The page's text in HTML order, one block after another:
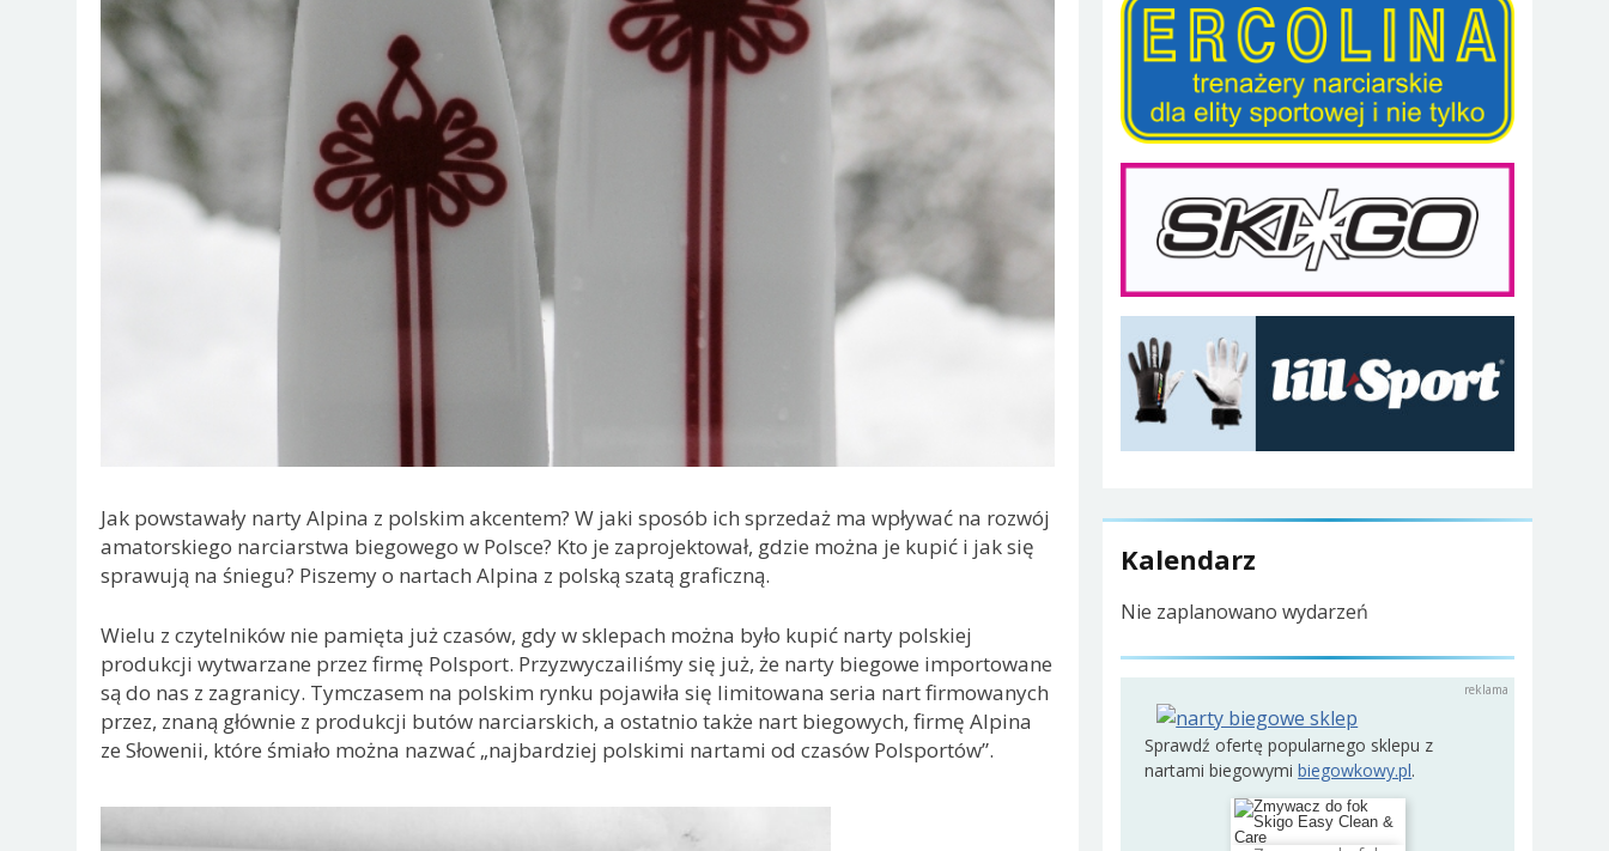
Jak powstawały narty Alpina z polskim akcentem? W jaki sposób ich sprzedaż ma wpływać na rozwój
amatorskiego narciarstwa biegowego w Polsce? Kto je zaprojektował, gdzie można je kupić i jak się
sprawują na śniegu? Piszemy o nartach Alpina z polską szatą graficzną.
Wielu z czytelników nie pamięta już czasów, gdy w sklepach można było kupić narty polskiej
produkcji wytwarzane przez firmę Polsport. Przyzwyczailiśmy się już, że narty biegowe importowane
są do nas z zagranicy. Tymczasem na polskim rynku pojawiła się limitowana seria nart firmowanych
przez, znaną głównie z produkcji butów narciarskich, a ostatnio także nart biegowych, firmę Alpina
ze Słowenii, które śmiało można nazwać „najbardziej polskimi nartami od czasów Polsportów”.
Kalendarz
Nie zaplanowano wydarzeń
Sprawdź ofertę popularnego sklepu z
nartami biegowymibiegowkowy.pl.